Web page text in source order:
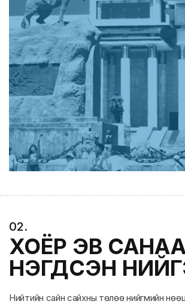
02.
ХОЁР ЭВ
НЭГДСЭН
Нийтийн сайн сайхны төлөө нийгмийн